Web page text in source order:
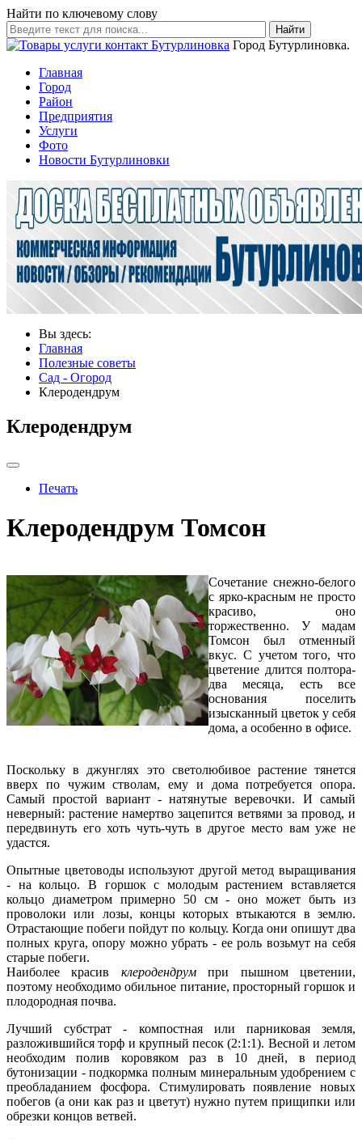
Найти по ключевому слову
Найти
Город Бутурлиновка.
Главная
Город
Район
Предприятия
Услуги
Фото
Новости Бутурлиновки
Вы здесь:
Главная
Полезные советы
Сад - Огород
Клеродендрум
Клеродендрум
Печать
Клеродендрум Томсон
Cочетание снежно-белого
с ярко-красным не просто
красиво, оно
торжественно. У мадам
Томсон был отменный
вкус. С учетом того, что
цветение длится полтора-
два месяца, есть все
основания поселить
изысканный цветок у себя
дома, а особенно в офисе.
Поскольку в джунглях это светолюбивое растение тянется
вверх по чужим стволам, ему и дома потребуется опора.
Самый простой вариант - натянутые веревочки. И самый
неверный: растение намертво зацепится ветвями за провод, и
передвинуть его хоть чуть-чуть в другое место вам уже не
удастся.
Опытные цветоводы используют другой метод выращивания
- на кольцо. В горшок с молодым растением вставляется
кольцо диаметром примерно 50 см - оно может быть из
проволоки или лозы, концы которых втыкаются в землю.
Отрастающие побеги пойдут по кольцу. Когда они опишут два
полных круга, опору можно убрать - ее роль возьмут на себя
старые побеги.
Наиболее красив клеродендрумпри пышном цветении,
поэтому необходимо обильное питание, просторный горшок и
плодородная почва.
Лучший субстрат - компостная или парниковая земля,
разложившийся торф и крупный песок (2:1:1). Весной и летом
необходим полив коровяком раз в 10 дней, в период
бутонизации - подкормка полным минеральным удобрением с
преобладанием фосфора. Стимулировать появление новых
побегов (а они как раз и цветут) нужно путем прищипки или
обрезки концов ветвей.